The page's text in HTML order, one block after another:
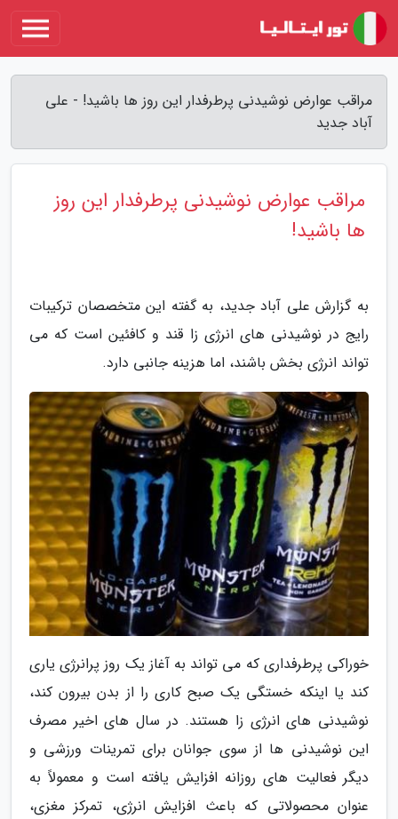
مراقب عوارض نوشیدنی پرطرفدار این روز ها باشید! - علی
آباد جدید
مراقب عوارض نوشیدنی پرطرفدار این روز
ها باشید!
به گزارش علی آباد جدید، به گفته این متخصصان ترکیبات
رایج در نوشیدنی های انرژی زا قند و کافئین است که می
تواند انرژی بخش باشند، اما هزینه جانبی دارد.
خوراکی پرطرفداری که می تواند به آغاز یک روز پرانرژی یاری
کند یا اینکه خستگی یک صبح کاری را از بدن بیرون کند،
نوشیدنی های انرژی زا هستند. در سال های اخیر مصرف
این نوشیدنی ها از سوی جوانان برای تمرینات ورزشی و
دیگر فعالیت های روزانه افزایش یافته است و معمولاً به
عنوان محصولاتی که باعث افزایش انرژی، تمرکز مغزی،